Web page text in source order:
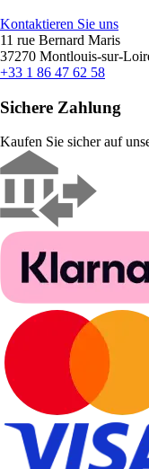
Kontaktieren Sie uns
11 rue Bernard Maris
37270 Montlouis-sur-
+33 1 86 47 62 58
Sichere Zahlung
Kaufen Sie sicher auf